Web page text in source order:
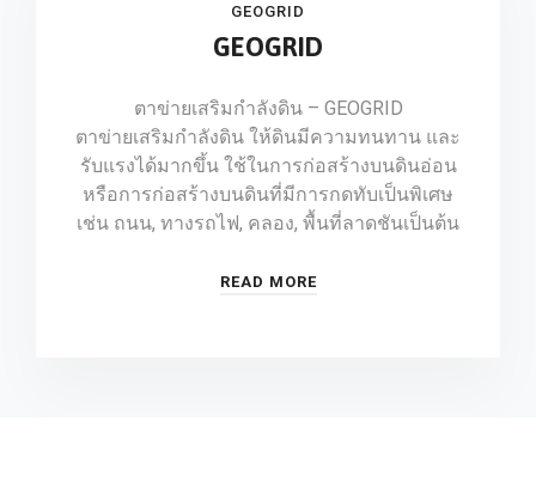
GEOGRID
GEOGRID
ตาข่ายเสริมกำลังดิน – GEOGRID
ตาข่ายเสริมกำลังดิน ให้ดินมีความทนทาน และ
รับแรงได้มากขึ้น ใช้ในการก่อสร้างบนดินอ่อน
หรือการก่อสร้างบนดินที่มีการกดทับเป็นพิเศษ
เช่น ถนน, ทางรถไฟ, คลอง, พื้นที่ลาดชันเป็นต้น
READ MORE